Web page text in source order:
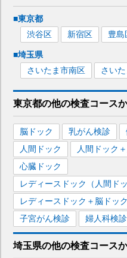
■東京都
渋谷区
新宿区 豊島
■埼玉県
さいたま市南区
さい
東京都の他の検査コース
脳ドック 乳がん検診
人間ドック
人間ドック
心臓ドック
レディースドック（人間ド
レディースドック＋脳ドック
子宮がん検診
婦人科検
埼玉県の他の検査コース